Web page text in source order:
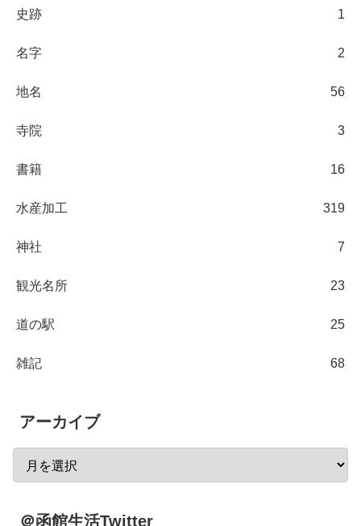
史跡 1
名字 2
地名 56
寺院 3
書籍 16
水産加工 319
神社 7
観光名所 23
道の駅 25
雑記 68
アーカイブ
＠函館生活Twitter